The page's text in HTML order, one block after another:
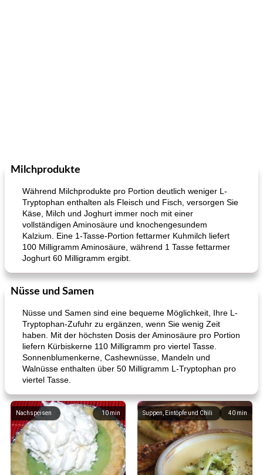
Milchprodukte
Während Milchprodukte pro Portion deutlich weniger L-
Tryptophan enthalten als Fleisch und Fisch, versorgen Sie
Käse, Milch und Joghurt immer noch mit einer
vollständigen Aminosäure und knochengesundem
Kalzium. Eine 1-Tasse-Portion fettarmer Kuhmilch liefert
100 Milligramm Aminosäure, während 1 Tasse fettarmer
Joghurt 60 Milligramm ergibt.
Nüsse und Samen
Nüsse und Samen sind eine bequeme Möglichkeit, Ihre L-
Tryptophan-Zufuhr zu ergänzen, wenn Sie wenig Zeit
haben. Mit der höchsten Dosis der Aminosäure pro Portion
liefern Kürbiskerne 110 Milligramm pro viertel Tasse.
Sonnenblumenkerne, Cashewnüsse, Mandeln und
Walnüsse enthalten über 50 Milligramm L-Tryptophan pro
viertel Tasse.
10min
Nachspeisen 40 min
Suppen, Eintöpfe und Chili